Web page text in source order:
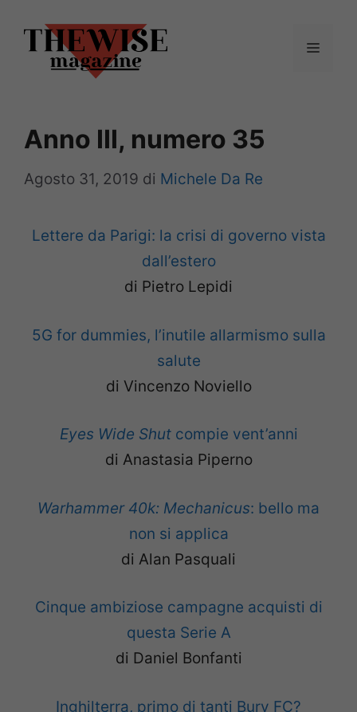
contenuto
Menu
Anno III, numero 35
Agosto 31, 2019 di Michele Da Re
Lettere da Parigi: la crisi di governo vista
dall’estero
di Pietro Lepidi
5G for dummies, l’inutile allarmismo sulla
salute
di Vincenzo Noviello
Eyes Wide Shutcompie vent’anni
di Anastasia Piperno
Warhammer 40k: Mechanicus: bello ma
non si applica
di Alan Pasquali
Cinque ambiziose campagne acquisti di
questa Serie A
di Daniel Bonfanti
Inghilterra, primo di tanti Bury FC?